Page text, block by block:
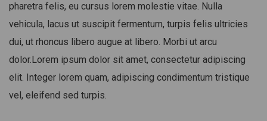
pharetra felis, eu cursus lorem molestie vitae. Nulla
vehicula, lacus ut suscipit fermentum, turpis felis ultricies
dui, ut rhoncus libero augue at libero. Morbi ut arcu
dolor.Lorem ipsum dolor sit amet, consectetur adipiscing
elit. Integer lorem quam, adipiscing condimentum tristique
vel, eleifend sed turpis.